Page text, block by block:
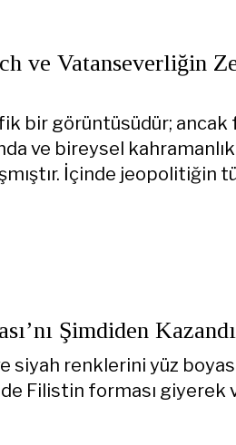
ve Vatanseverliğin
bir görüntüsüdür; ancak
ve bireysel kahramanlık
İçinde jeopolitiğin
Şimdiden
siyah renklerini yüz
Filistin forması giyerek